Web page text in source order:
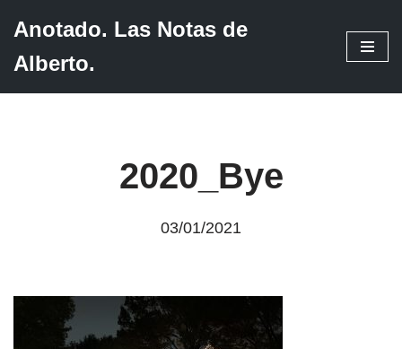
Saltar
Anotado. Las Notas de
Alberto.
2020_Bye
03/01/2021